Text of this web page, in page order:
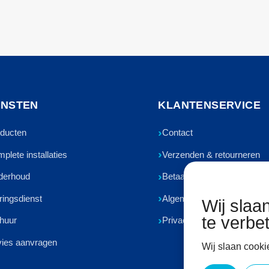
installaties
aanvragen
KLANTENSERVICE
Contact
Verzenden & retourneren
Betaalmethoden
Algemene voorwaarden
Privacyverklaring
Wij
te
Wij slaan